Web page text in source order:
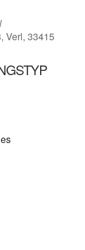
Verl, 33415